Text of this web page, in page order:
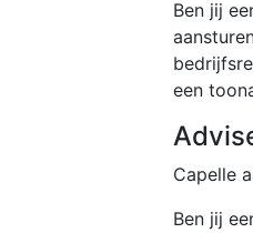
Ben jij
een
Capelle
Ben jij